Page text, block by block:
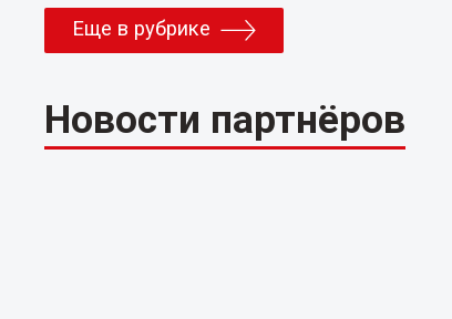
Еще в рубрике
Новости партнёров